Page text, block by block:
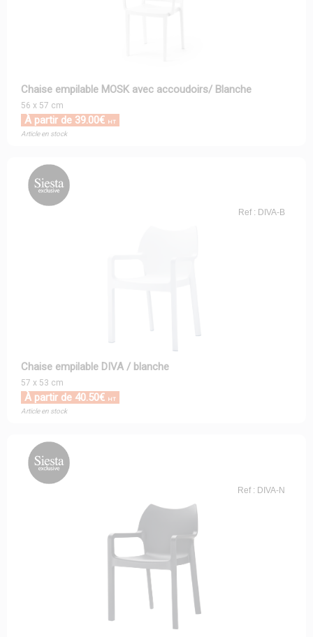
Chaise empilable MOSK avec accoudoirs/ Blanche
56 x 57 cm
À partir de 39.00€ HT
Article en stock
Ref : DIVA-B
Chaise empilable DIVA / blanche
57 x 53 cm
À partir de 40.50€ HT
Article en stock
Ref : DIVA-N